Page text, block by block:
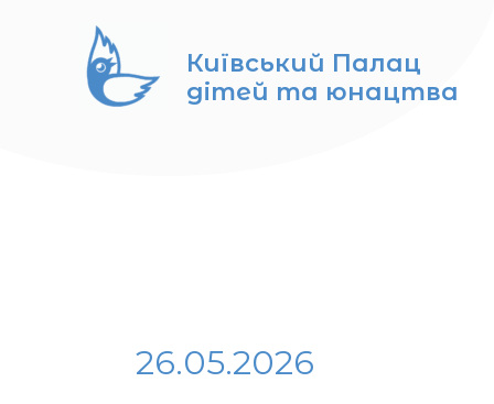
Київський Палац
дітей та юнацтва
26.05.2026